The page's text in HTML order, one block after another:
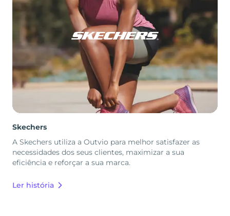
Skechers
A Skechers utiliza a Outvio para melhor satisfazer as
necessidades dos seus clientes, maximizar a sua
eficiência e reforçar a sua marca.
Ler história